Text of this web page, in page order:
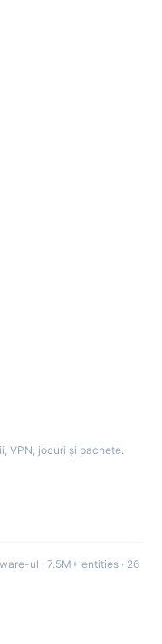
VPN, jocuri și pachete.
ul · 7.5M+ entities · 26